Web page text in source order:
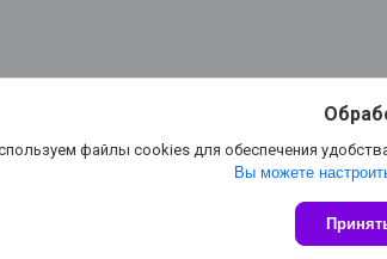
Сайт
файлы cookies для обеспечения
Вы можете